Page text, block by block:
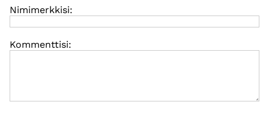
Nimimerkkisi:
Kommenttisi: